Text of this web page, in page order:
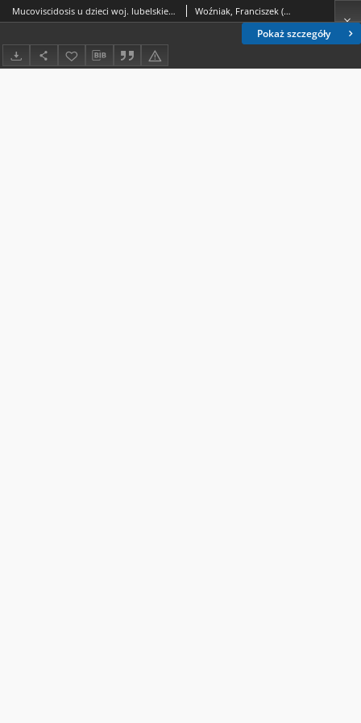
Pokaż szczegóły
Mucoviscidosis u dzieci woj. lubelskiego w materiale sekcyjnym Zakładu Anatomii Patologicznej Akademii Medycznej w Lublinie w latach 1971-1974 Woźniak, Franciszek (medycyna).